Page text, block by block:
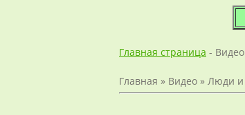
Главная страница - Видео
Главная » Видео » Люди и